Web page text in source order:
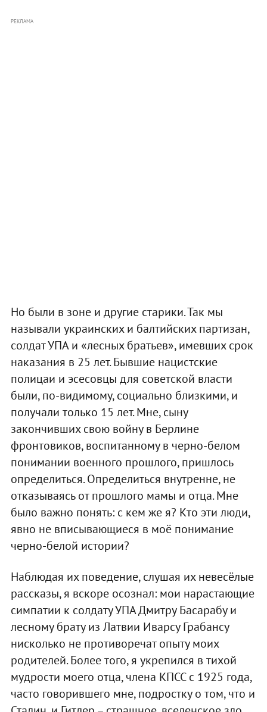
РЕКЛАМА
Но были в зоне и другие старики. Так мы
называли украинских и балтийских партизан,
солдат УПА и «лесных братьев», имевших срок
наказания в 25 лет. Бывшие нацистские
полицаи и эсесовцы для советской власти
были, по-видимому, социально близкими, и
получали только 15 лет. Мне, сыну
закончивших свою войну в Берлине
фронтовиков, воспитанному в черно-белом
понимании военного прошлого, пришлось
определиться. Определиться внутренне, не
отказываясь от прошлого мамы и отца. Мне
было важно понять: с кем же я? Кто эти люди,
явно не вписывающиеся в моё понимание
черно-белой истории?
Наблюдая их поведение, слушая их невесёлые
рассказы, я вскоре осознал: мои нарастающие
симпатии к солдату УПА Дмитру Басарабу и
лесному брату из Латвии Иварсу Грабансу
нисколько не противоречат опыту моих
родителей. Более того, я укрепился в тихой
мудрости моего отца, члена КПСС с 1925 года,
часто говорившего мне, подростку о том, что и